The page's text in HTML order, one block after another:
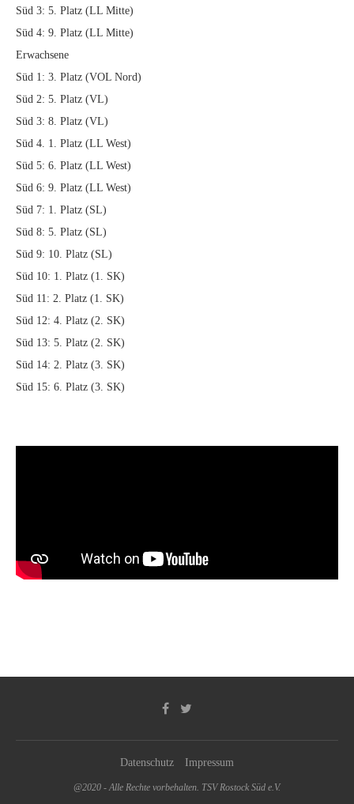
Süd 3: 5. Platz (LL Mitte)
Süd 4: 9. Platz (LL Mitte)
Erwachsene
Süd 1: 3. Platz (VOL Nord)
Süd 2: 5. Platz (VL)
Süd 3: 8. Platz (VL)
Süd 4. 1. Platz (LL West)
Süd 5: 6. Platz (LL West)
Süd 6: 9. Platz (LL West)
Süd 7: 1. Platz (SL)
Süd 8: 5. Platz (SL)
Süd 9: 10. Platz (SL)
Süd 10: 1. Platz (1. SK)
Süd 11: 2. Platz (1. SK)
Süd 12: 4. Platz (2. SK)
Süd 13: 5. Platz (2. SK)
Süd 14: 2. Platz (3. SK)
Süd 15: 6. Platz (3. SK)
Datenschutz Impressum
@2020 - Alle Rechte vorbehalten. TSV Rostock Süd e.V.